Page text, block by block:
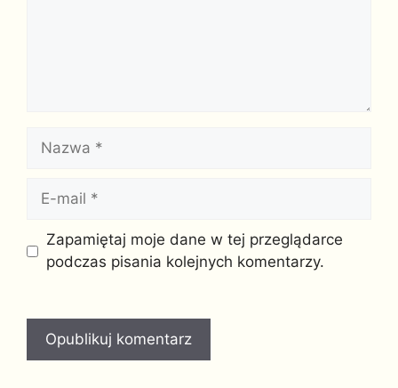
Nazwa
Witryna
internetowa
Zapamiętaj moje dane w tej przeglądarce
podczas pisania kolejnych komentarzy.